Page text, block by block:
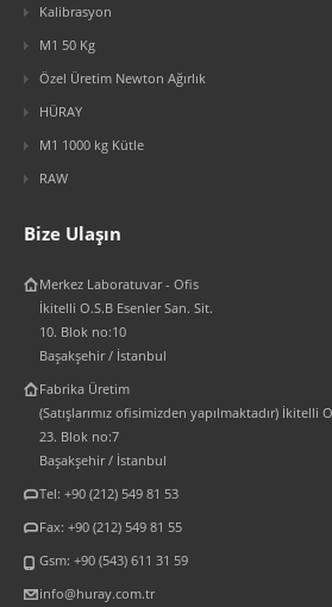
Kalibrasyon
M1 50 Kg
Özel Üretim Newton Ağırlık
HÜRAY
M1 1000 kg Kütle
RAW
Bize Ulaşın
Merkez Laboratuvar - Ofis
İkitelli O.S.B Esenler San. Sit.
10. Blok no:10
Başakşehir / İstanbul
Fabrika Üretim
(Satışlarımız ofisimizden yapılmaktadır) İkitelli
23. Blok no:7
Başakşehir / İstanbul
Tel: +90 (212) 549 81 53
Fax: +90 (212) 549 81 55
Gsm: +90 (543) 611 31 59
info@huray.com.tr